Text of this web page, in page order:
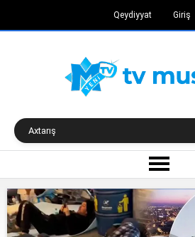
Qeydiyyat Giriş